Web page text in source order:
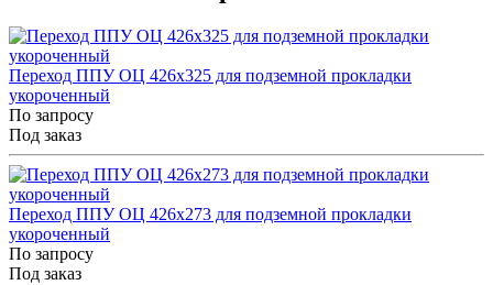
Переход ППУ ОЦ 426x325 для подземной прокладки
укороченный
По запросу
Под заказ
Переход ППУ ОЦ 426x273 для подземной прокладки
укороченный
По запросу
Под заказ